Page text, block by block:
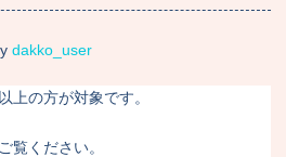
dakko_user
上の方が対象です。
覧ください。